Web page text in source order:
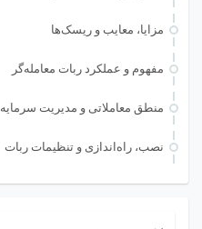
مزایا، معایب و ریسک‌ها
مفهوم و عملکرد ربات معامله‌گر
منطق معاملاتی و مدیریت سرمایه
نصب، راه‌اندازی و تنظیمات ربات